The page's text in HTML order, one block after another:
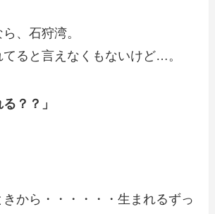
、石狩湾。
ると言えなくもないけど…。
？？」
から・・・・・・生まれるずっ